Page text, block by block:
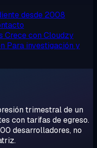
desde 2008
Crece con Cloudzy
Para investigación y
trimestral de un
con tarifas de egreso.
desarrolladores, no